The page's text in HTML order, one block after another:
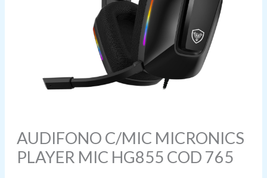
AUDIFONO C/MIC MICRONICS
PLAYER MIC HG855 COD 765